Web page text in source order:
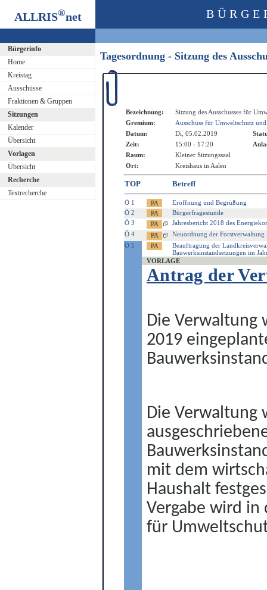
ALLRIS®net
Bürgerinfo
Home
Kreistag
Ausschüsse
Fraktionen & Gruppen
Sitzungen
Kalender
Übersicht
Vorlagen
Übersicht
Recherche
Textrecherche
Tagesordnung - Sitzung des
Bezeichnung:
Sitzung des Ausschusses für
Gremium:
Ausschuss für Umweltschutz
Datum:
Di, 05.02.2019
Zeit:
15:00 - 17:20
Raum:
Kleiner Sitzungssaal
Ort:
Kreishaus in Aalen
TOP Betreff
Ö 1
Eröffnung und Begrüßung
Ö 2
Bürgerfragestunde
Ö 3
Jahresbericht 2018 des
Ö 4
Neuordnung der
Ö 5
Beauftragung der
Bauwerksinstandsetzungen im
VORLAGE
Antrag der
Die Verwaltung
2019
Die Verwaltung
mit dem
Haushalt
Vergabe wird in
für